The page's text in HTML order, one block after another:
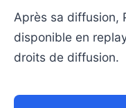
Après sa diffusion,
disponible en
droits de diffusion.